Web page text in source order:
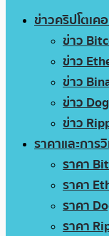
ข่าวคริปโตเค
ข่าว
ข่าว
ข่าว
ข่าว
ข่าว
ราคาและการ
ราคา
ราคา
ราคา
ราคา